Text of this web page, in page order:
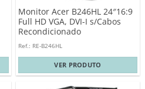
Monitor Acer B246HL 24″16:9
Full HD VGA, DVI-I s/Cabos
Recondicionado
Ref.: RE-B246HL
VER PRODUTO